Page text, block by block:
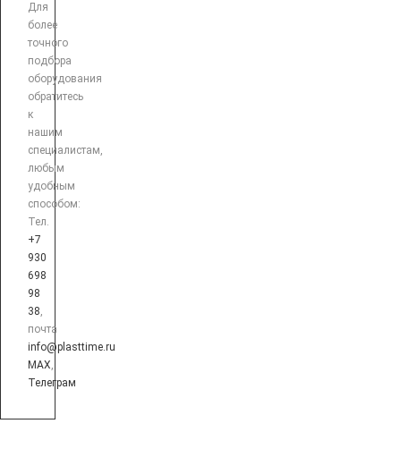
Для
более
точного
подбора
оборудования
обратитесь
к
нашим
специалистам,
любым
удобным
способом:
Тел.
+7
930
698
98
38,
почта
info@plasttime.ru
MAX,
Телеграм